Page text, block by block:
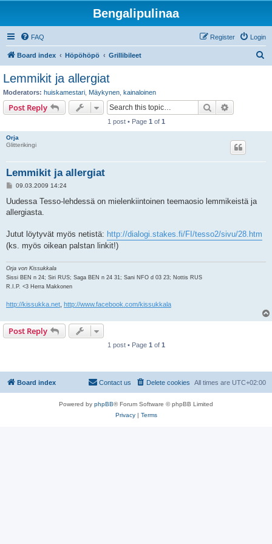
Bengalipulinaa
FAQ Login
Register
Board index Höpöhöpö Grillibileet
Lemmikit ja allergiat
Moderators: huiskamestari Mäykynen kainaloinen
Post Reply Search
1 post • Page 1 of 1
Orja
Glitterikingi
Lemmikit ja allergiat
P
s
09.03.2009 14:24
Uudessa Tesso-lehdessä on mielenkiintoinen teemaosio lemmikeistä ja
allergiasta.
Jutut löytyvät myös netistä: http://dialogi.stakes.fi/FI/tesso2/sivu/28.htm
(ks. myös oikean palstan linkit!)
Orja von Kissukkala
Sissi BEN n 24; Siri RUS; Saga BEN n 24 31; Sani NFO d 03 23; Nottis RUS
R.I.P. <3 Herra Makkonen
http://kissukka.net http://www.facebook.com/kissukkala
Post Reply
1 post • Page 1 of 1
Board index All times are UTC+02:00
Delete cookies
Contact us
Powered by phpBB® Forum Software © phpBB Limited
Privacy| Terms